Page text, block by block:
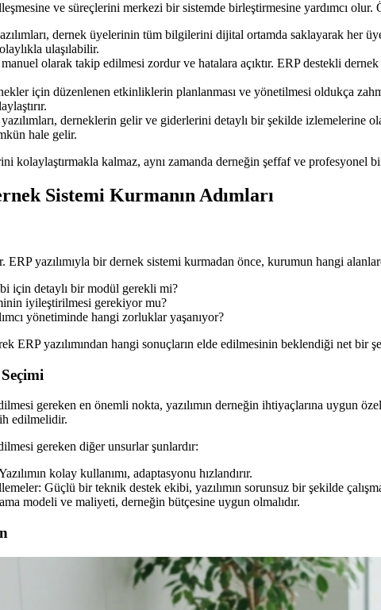
ve süreçlerini merkezi bir sistemde birleştirmesine yardımcı olur.
dernek üyelerinin tüm bilgilerini dijital ortamda saklayarak her
ulaşılabilir.
olarak takip edilmesi zordur ve hatalara açıktır. ERP destekli
için düzenlenen etkinliklerin planlanması ve yönetilmesi oldukça
derneklerin gelir ve giderlerini detaylı bir şekilde izlemelerine
hale gelir.
kolaylaştırmakla kalmaz, aynı zamanda derneğin şeffaf ve profesyonel
Sistemi Kurmanın Adımları
ERP yazılımıyla bir dernek sistemi kurmadan önce, kurumun hangi
için detaylı bir modül gerekli mi?
iyileştirilmesi gerekiyor mu?
yönetiminde hangi zorluklar yaşanıyor?
ERP yazılımından hangi sonuçların elde edilmesinin beklendiği net bir
gereken en önemli nokta, yazılımın derneğin ihtiyaçlarına
edilmelidir.
gereken diğer unsurlar şunlardır:
kolay kullanımı, adaptasyonu hızlandırır.
Güçlü bir teknik destek ekibi, yazılımın sorunsuz bir şekilde
modeli ve maliyeti, derneğin bütçesine uygun olmalıdır.